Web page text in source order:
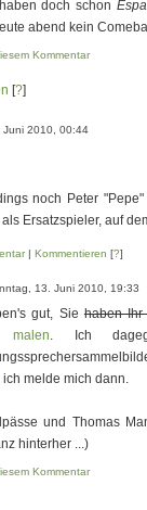
doch schon
abend kein
Kommentar
[?]
Juni 2010, 00:44
noch Peter
Ersatzspieler, auf
| Kommentieren [?]
13. Juni 2010, 19:33
gut, Siehaben
malen. Ich
ich melde mich dann.
und Thomas
hinterher ...)
Kommentar